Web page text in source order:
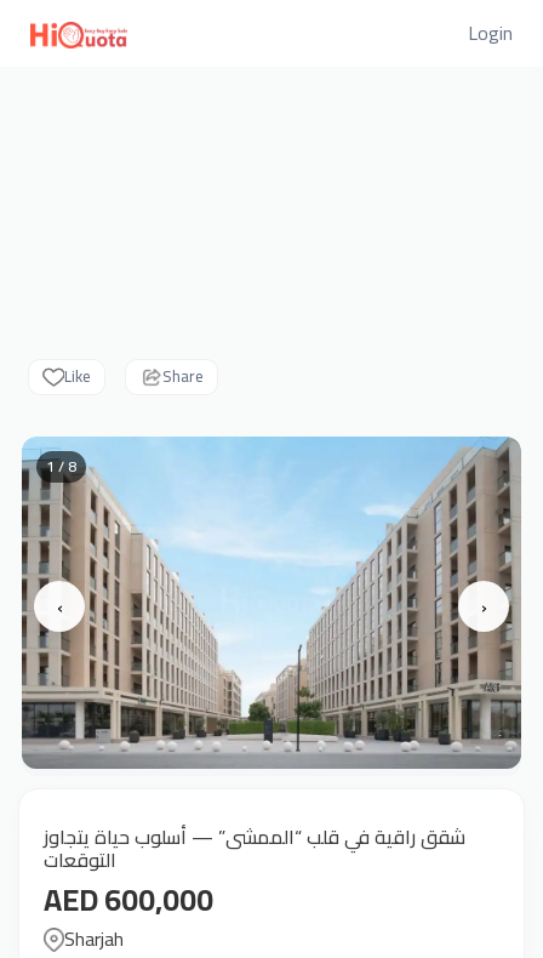
Login
Like Share
‹ ›
1 / 8
شقق راقية في قلب “الممشى” — أسلوب حياة يتجاوز
التوقعات
AED 600,000
Sharjah